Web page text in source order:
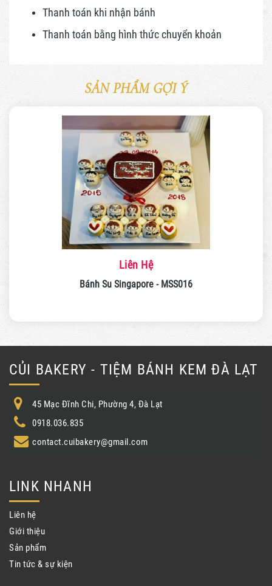
Thanh toán khi nhận bánh
Thanh toán bằng hình thứcchuyển khoản
SẢN PHẨM GỢI Ý
Liên Hệ
Bánh Su Singapore - MSS016
CỦI BAKERY - TIỆM BÁNH KEM ĐÀ LẠT
45 Mạc Đĩnh Chi, Phường 4, Đà Lạt
0918.036.835
contact.cuibakery@gmail.com
LINK NHANH
Liên hệ
Giới thiệu
Sản phẩm
Tin tức & sự kiện